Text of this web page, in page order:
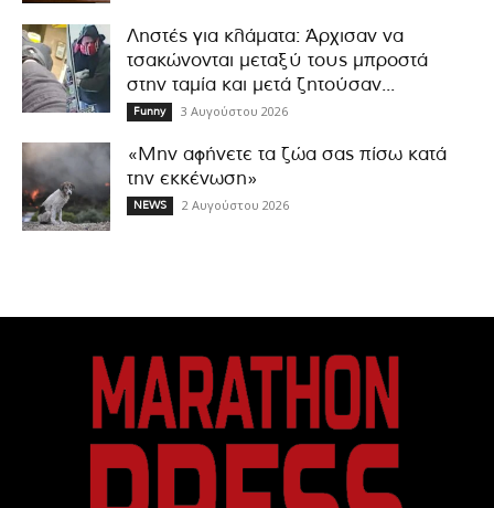
Ληστές για κλάματα: Άρχισαν να
τσακώνονται μεταξύ τους μπροστά
στην ταμία και μετά ζητούσαν...
Funny 3 Αυγούστου 2026
«Μην αφήνετε τα ζώα σας πίσω κατά
την εκκένωση»
NEWS 2 Αυγούστου 2026